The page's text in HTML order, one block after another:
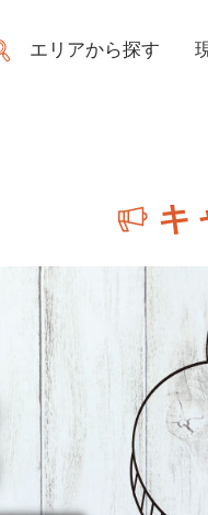
エリアから探す
キ